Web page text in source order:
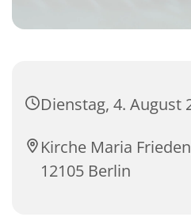
Dienstag, 4. August
Kirche Maria
12105 Berlin